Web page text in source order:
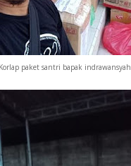
Korlap paket santri bapak indrawansyah